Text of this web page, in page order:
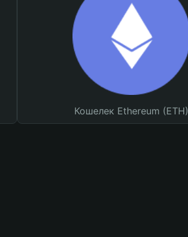
Кошелек Ethereum (ETH)